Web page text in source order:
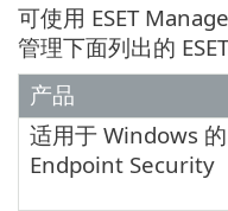
可使用 ESET
管理下面列出的
产品
适用于 Windows 的
Endpoint Security